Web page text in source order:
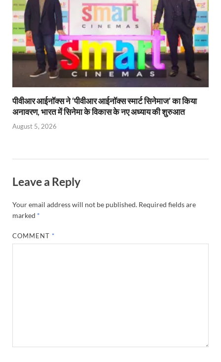
पीवीआर आईनॉक्स ने ‘पीवीआर आईनॉक्स स्मार्ट सिनेमाज’ का किया
अनावरण, भारत में सिनेमा के विकास के नए अध्याय की शुरुआत
August 5, 2026
Leave a Reply
Your email address will not be published. Required fields are
marked *
COMMENT *